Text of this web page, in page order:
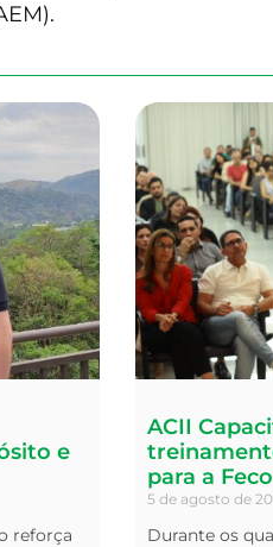
e
reforça
ACII
para a
5 de agosto de
Durante os